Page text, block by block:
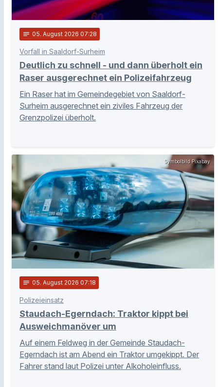
notes 05. August 2026 07:28
Vorfall in Saaldorf-Surheim
Deutlich zu schnell - und dann überholt ein
Raser ausgerechnet ein Polizeifahrzeug
Ein Raser hat im Gemeindegebiet von Saaldorf-
Surheim ausgerechnet ein ziviles Fahrzeug der
Grenzpolizei überholt.
Symbolbild Pixabay
notes 05. August 2026 07:18
Polizeieinsatz
Staudach-Egerndach: Traktor kippt bei
Ausweichmanöver um
Auf einem Feldweg in der Gemeinde Staudach-
Egerndach ist am Abend ein Traktor umgekippt. Der
Fahrer stand laut Polizei unter Alkoholeinfluss.